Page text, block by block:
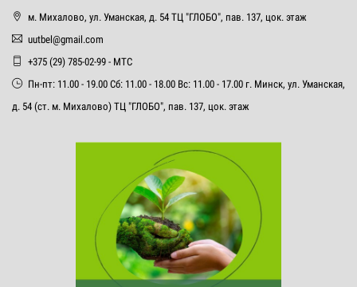
м. Михалово, ул. Уманская, д. 54 ТЦ "ГЛОБО", пав. 137, цок. этаж
uutbel@gmail.com
+375 (29) 785-02-99 - МТС
Пн-пт: 11.00 - 19.00 Сб: 11.00 - 18.00 Вс: 11.00 - 17.00 г. Минск, ул. Уманская,
д. 54 (ст. м. Михалово) ТЦ "ГЛОБО", пав. 137, цок. этаж